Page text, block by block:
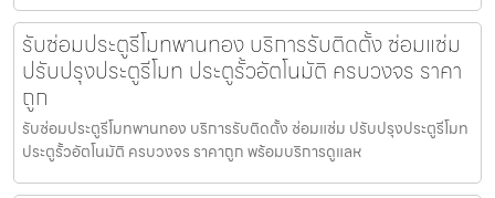
รับซ่อมประตูรีโมทพานทอง บริการรับติดตั้ง ซ่อมแซ่ม
ปรับปรุงประตูรีโมท ประตูรั้วอัตโนมัติ ครบวงจร ราคา
ถูก
รับซ่อมประตูรีโมทพานทอง บริการรับติดตั้ง ซ่อมแซ่ม ปรับปรุงประตูรีโมท
ประตูรั้วอัตโนมัติ ครบวงจร ราคาถูก พร้อมบริการดูแลห